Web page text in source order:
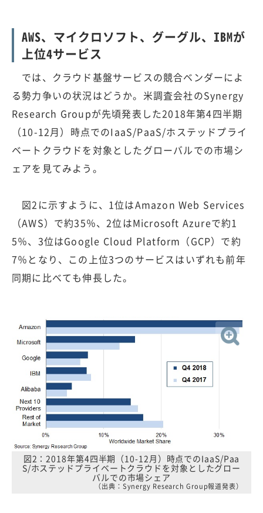
AWS、マイクロソフト、グーグル、IBMが
上位4サービス
では、クラウド基盤サービスの競合ベンダーによ
る勢力争いの状況はどうか。米調査会社のSynergy
Research Groupが先頃発表した2018年第4四半期
（10-12月）時点でのIaaS/PaaS/ホステッドプライ
ベートクラウドを対象としたグローバルでの市場シ
ェアを見てみよう。
図2に示すように、1位はAmazon Web Services
（AWS）で約35％、2位はMicrosoft Azureで約1
5％、3位はGoogle Cloud Platform（GCP）で約
7％となり、この上位3つのサービスはいずれも前年
同期に比べても伸長した。
図2：2018年第4四半期（10-12月）時点でのIaaS/Paa
S/ホステッドプライベートクラウドを対象としたグロー
バルでの市場シェア
（出典：Synergy Research Group報道発表）